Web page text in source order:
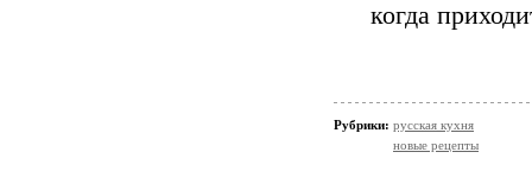
когда
Рубрики: русская кухня
новые рецепты